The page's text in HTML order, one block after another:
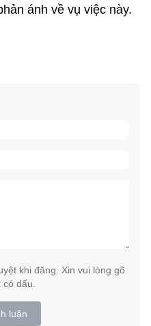
ánh về vụ việc này.
khi đăng. Xin vui lòng gõ
dấu.
luận